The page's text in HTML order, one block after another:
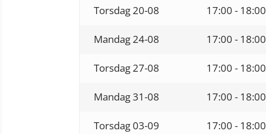
Torsdag20-08 17:00 - 18:00
Mandag24-08 17:00 - 18:00
Torsdag27-08 17:00 - 18:00
Mandag31-08 17:00 - 18:00
Torsdag03-09 17:00 - 18:00